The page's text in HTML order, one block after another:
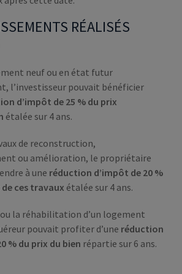
RÉALISÉS
neuf ou en état futur
l’investisseur pouvait bénéficier
d’impôt de 25 % du prix
étalée sur 4 ans.
de reconstruction,
ou amélioration, le propriétaire
à une réduction d’impôt de 20 %
ces travaux étalée sur 4 ans.
ou la réhabilitation d’un logement
pouvait profiter d’une réduction
% du prix du bien répartie sur 6 ans.